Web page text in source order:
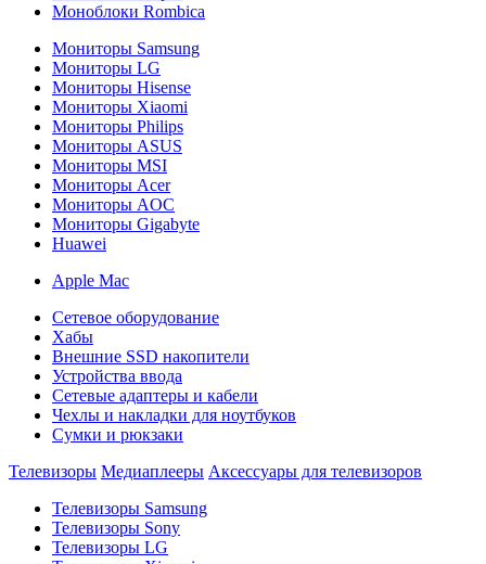
Моноблоки Rombica
Мониторы Samsung
Мониторы LG
Мониторы Hisense
Мониторы Xiaomi
Мониторы Philips
Мониторы ASUS
Мониторы MSI
Мониторы Acer
Мониторы AOC
Мониторы Gigabyte
Huawei
Apple Mac
Сетевое оборудование
Хабы
Внешние SSD накопители
Устройства ввода
Сетевые адаптеры и кабели
Чехлы и накладки для ноутбуков
Сумки и рюкзаки
Телевизоры Медиаплееры Аксессуары для телевизоров
Телевизоры Samsung
Телевизоры Sony
Телевизоры LG